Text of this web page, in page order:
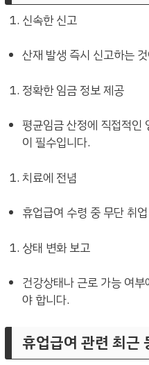
신속한 신고
산재 발생 즉시 신고하는
정확한 임금 정보 제공
평균임금 산정에 직접적인
이 필수입니다.
치료에 전념
휴업급여 수령 중 무단 취
상태 변화 보고
건강상태나 근로 가능 여
야 합니다.
휴업급여 관련 최근